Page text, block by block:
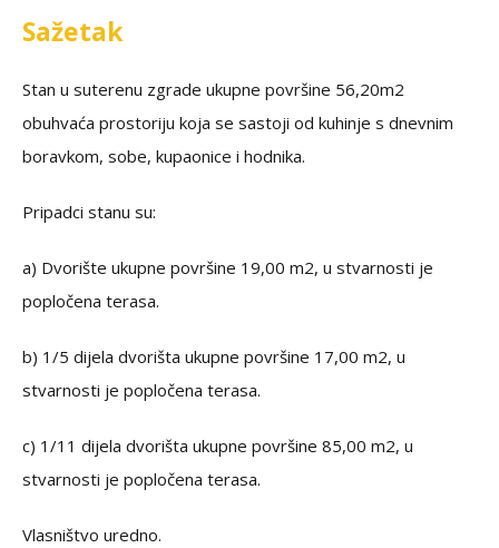
Sažetak
Stan u suterenu zgrade ukupne površine 56,20m2
obuhvaća prostoriju koja se sastoji od kuhinje s dnevnim
boravkom, sobe, kupaonice i hodnika.
Pripadci stanu su:
a) Dvorište ukupne površine 19,00 m2, u stvarnosti je
popločena terasa.
b) 1/5 dijela dvorišta ukupne površine 17,00 m2, u
stvarnosti je popločena terasa.
c) 1/11 dijela dvorišta ukupne površine 85,00 m2, u
stvarnosti je popločena terasa.
Vlasništvo uredno.